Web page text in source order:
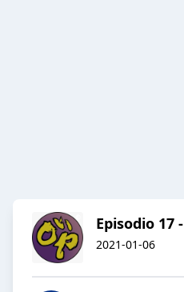
Episodio 17
2021-01-06